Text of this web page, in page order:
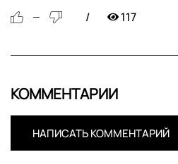
— 117
КОММЕНТАРИИ
НАПИСАТЬ КОММЕНТАРИЙ